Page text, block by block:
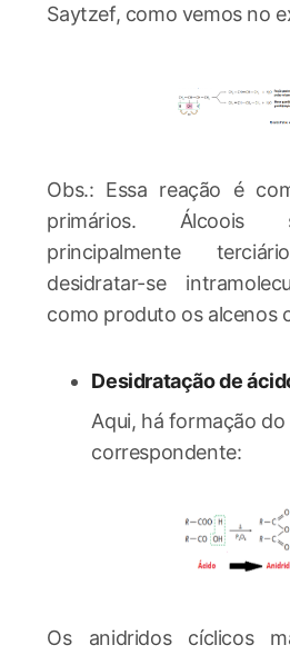
Saytzef, como vemos no
Obs.: Essa reação é
primários. Álcoois
principalmente
desidratar-se
como produto os alcenos
Desidratação de
Aqui, há formação
correspondente:
Os anidridos cíclicos